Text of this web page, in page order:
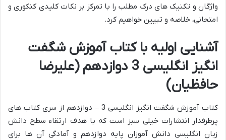
واژگان و تکنیک های درک مطلب را با تمرکز بر نکات کلیدی کنکوری و
امتحانی، خلاصه و تبیین خواهیم کرد.
آشنایی اولیه با کتاب آموزش شگفت
انگیز انگلیسی 3 دوازدهم (علیرضا
حافظیان)
کتاب آموزش شگفت انگیز انگلیسی 3 – دوازدهم از سری کتاب های
پرطرفدار انتشارات خیلی سبز است که با هدف ارتقاء سطح دانش
زبان انگلیسی دانش آموزان پایه دوازدهم و آمادگی آن ها برای